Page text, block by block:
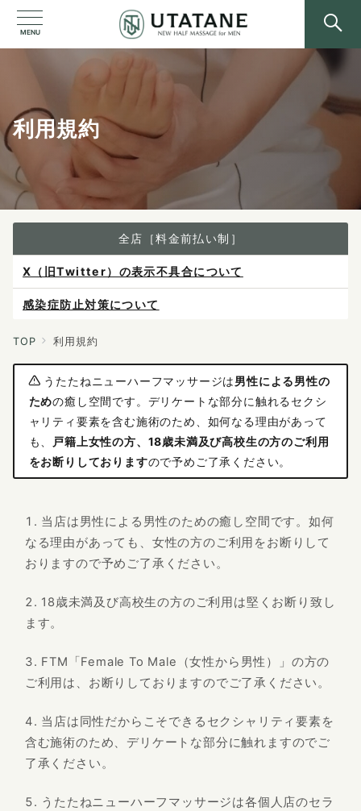
MENU
利用規約
全店［料金前払い制］
X（旧Twitter）の表示不具合について
感染症防止対策について
ご予約は各店へ直接お問い合わせください。
料金は当日施術前にお支払いください。
TOP 利用規約
うたたねニューハーフマッサージは男性による男性の
ための癒し空間です。デリケートな部分に触れるセクシ
ャリティ要素を含む施術のため、如何なる理由があって
も、
戸籍上女性の方、18歳未満及び高校生の方のご利用
をお断りしておりますので予めご了承ください。
当店は男性による男性のための癒し空間です。如何
なる理由があっても、女性の方のご利用をお断りして
おりますので予めご了承ください。
18歳未満及び高校生の方のご利用は堅くお断り致し
ます。
FTM「Female To Male（女性から男性）」の方の
ご利用は、お断りしておりますのでご了承ください。
当店は同性だからこそできるセクシャリティ要素を
含む施術のため、デリケートな部分に触れますのでご
了承ください。
うたたねニューハーフマッサージは各個人店のセラ